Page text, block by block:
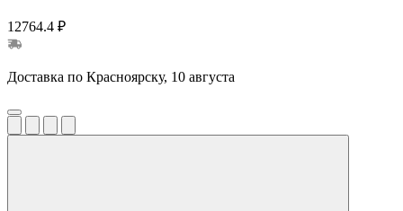
12764.4 ₽
Доставка по Красноярску, 10 августа